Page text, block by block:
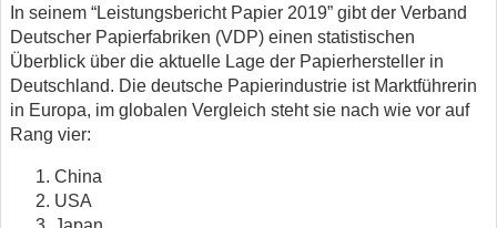
In seinem “Leistungsbericht Papier 2019” gibt der Verband
Deutscher Papierfabriken (VDP) einen statistischen
Überblick über die aktuelle Lage der Papierhersteller in
Deutschland. Die deutsche Papierindustrie ist Marktführerin
in Europa, im globalen Vergleich steht sie nach wie vor auf
Rang vier:
China
USA